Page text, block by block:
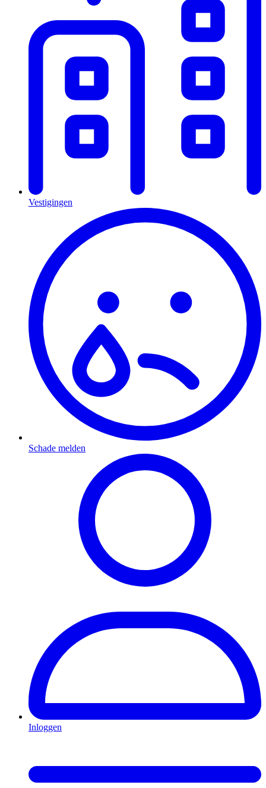
Vestigingen
Schade melden
Inloggen